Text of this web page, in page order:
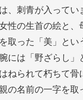
、刺青が入ってい
性の生首の絵と、
取った「美」とい
には「野ざらし」
ねられて朽ちて骨
の名前の一字を取